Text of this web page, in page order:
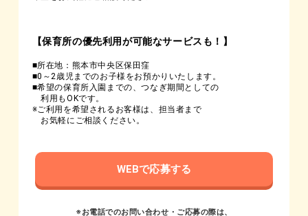
【保育所の優先利用が可能なサービスも！】
■所在地：熊本市中央区保田窪
■0～2歳児までのお子様をお預かりいたします。
■希望の保育所入園までの、つなぎ期間としての
利用もOKです。
※ご利用を希望されるお客様は、担当者まで
お気軽にご相談ください。
WEBで応募する
※お電話でのお問い合わせ・ご応募の際は、